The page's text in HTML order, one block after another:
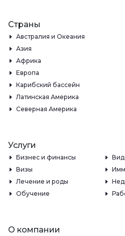
Страны
Австралия и Океания
Азия
Африка
Европа
Карибский бассейн
Латинская Америка
Северная Америка
Услуги
Бизнес и финансы
Визы
Лечение и роды
Обучение
О компании